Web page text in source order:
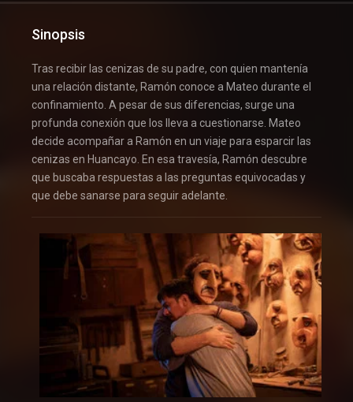
Sinopsis
Tras recibir las cenizas de su padre, con quien mantenía
una relación distante, Ramón conoce a Mateo durante el
confinamiento. A pesar de sus diferencias, surge una
profunda conexión que los lleva a cuestionarse. Mateo
decide acompañar a Ramón en un viaje para esparcir las
cenizas en Huancayo. En esa travesía, Ramón descubre
que buscaba respuestas a las preguntas equivocadas y
que debe sanarse para seguir adelante.